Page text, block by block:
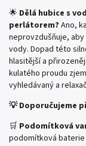
🌟 Dělá hubice s
perlátorem? Ano,
neprovzdušňuje,
vody. Dopad této
hlasitější a
kulatého proudu
vyhledávaný a
💡 Doporučujeme
🛒 Podomítková
podomítková